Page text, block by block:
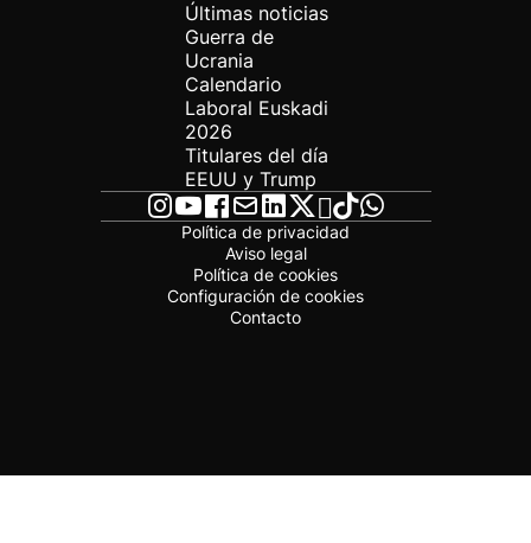
Últimas noticias
Guerra de
Ucrania
Calendario
Laboral Euskadi
2026
Titulares del día
EEUU y Trump
Política de privacidad
Aviso legal
Política de cookies
Configuración de cookies
Contacto